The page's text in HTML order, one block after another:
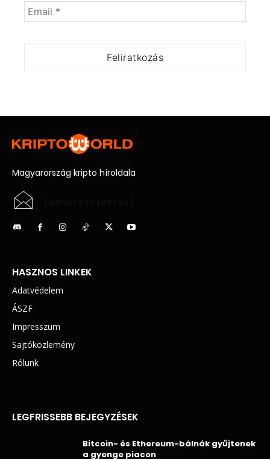
Magyarország kripto híroldala
HASZNOS LINKEK
Adatvédelem
ÁSZF
Impresszum
Sajtóközlemény
Rólunk
LEGFRISSEBB BEJEGYZÉSEK
Bitcoin- és Ethereum-bálnák gyűjtenek
a gyenge piacon